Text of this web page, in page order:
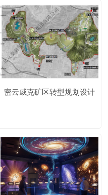
密云威克矿区转型规划设计